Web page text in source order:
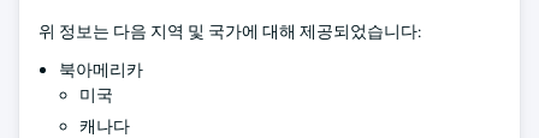
위 정보는 다음 지역 및 국가에 대해 제공되었습니다:
북아메리카
미국
캐나다